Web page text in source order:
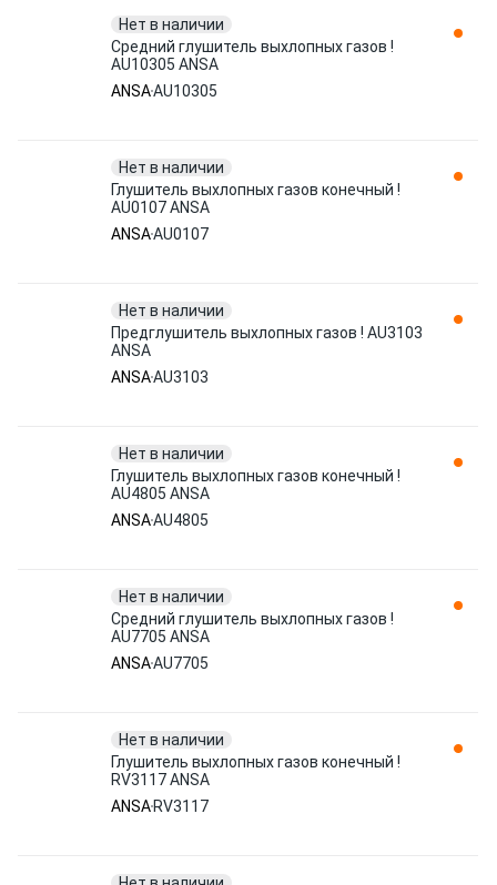
Нет в наличии
Средний глушитель выхлопных газов !
AU10305 ANSA
ANSAAU10305
Нет в наличии
Глушитель выхлопных газов конечный !
AU0107 ANSA
ANSAAU0107
Нет в наличии
Предглушитель выхлопных газов ! AU3103
ANSA
ANSAAU3103
Нет в наличии
Глушитель выхлопных газов конечный !
AU4805 ANSA
ANSAAU4805
Нет в наличии
Средний глушитель выхлопных газов !
AU7705 ANSA
ANSAAU7705
Нет в наличии
Глушитель выхлопных газов конечный !
RV3117 ANSA
ANSA RV3117